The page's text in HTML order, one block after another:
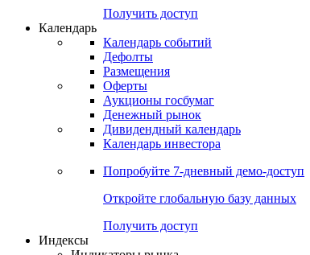
Попробуйте7-дневный
Откройте глобальную базу данных
Получить доступ
Календарь
Календарь событий
Дефолты
Размещения
Оферты
Аукционы госбумаг
Денежный рынок
Дивидендный календарь
Календарь инвестора
Попробуйте7-дневный